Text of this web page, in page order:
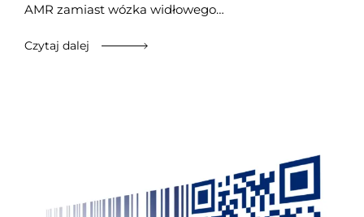
AMR zamiast wózka widłowego…
Czytaj dalej